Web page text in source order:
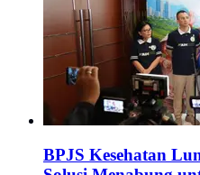
BPJS Kesehatan